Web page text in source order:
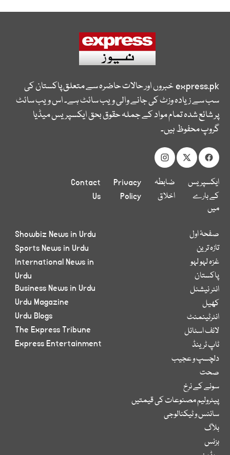
express.pkخبروں اور حالات حاضرہ سے متعلق پاکستان کی
سب سے زیادہ وزٹ کی جانے والی ویب سائٹ ہے۔ اس ویب سائٹ
پر شائع شدہ تمام مواد کے جملہ حقوق بحق ایکسپریس میڈیا
گروپ محفوظ ہیں۔
ایکسپریس
کے بارے
میں
ضابطہ
اخلاق
Privacy
Policy
Contact
Us
صفحۂ اول
تازہ ترین
غزہ لہو لہو
پاکستان
انٹر نیشنل
کھیل
انٹرٹینمنٹ
لائف اسٹائل
ٹاپ ٹرینڈ
دلچسپ و عجیب
صحت
سونے کے نرخ
پیٹرولیم مصنوعات کی قیمتیں
سائنس و ٹیکنالوجی
بلاگ
بزنس
Showbiz News in Urdu
Sports News in Urdu
International News in
Urdu
Business News in Urdu
Urdu Magazine
Urdu Blogs
The Express Tribune
Express Entertainment